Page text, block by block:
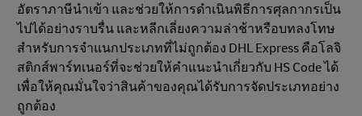
อัตราภาษีนำเข้า และช่วยให้การดำเนินพิธีการศุลกากรเป็น
ไปได้อย่างราบรื่น และหลีกเลี่ยงความล่าช้าหรือบทลงโทษ
สําหรับการจำแนกประเภทที่ไม่ถูกต้อง DHL Express คือโลจิ
สติกส์พาร์ทเนอร์ที่จะช่วยให้คำแนะนำเกี่ยวกับ HS Code ได้
เพื่อให้คุณมั่นใจว่าสินค้าของคุณได้รับการจัดประเภทอย่าง
ถูกต้อง